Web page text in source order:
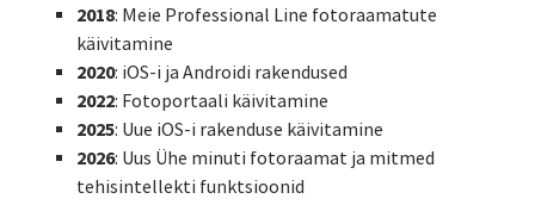
2018: Meie Professional Line fotoraamatute
käivitamine
2020: iOS-i ja Androidi rakendused
2022: Fotoportaali käivitamine
2025: Uue iOS-i rakenduse käivitamine
2026: Uus Ühe minuti fotoraamat ja mitmed
tehisintellekti funktsioonid